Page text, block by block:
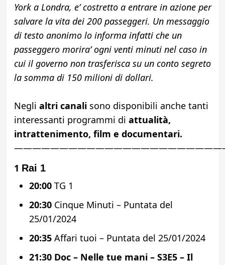
York a Londra, e’ costretto a entrare in azione per
salvare la vita dei 200 passeggeri. Un messaggio
di testo anonimo lo informa infatti che un
passeggero morira’ ogni venti minuti nel caso in
cui il governo non trasferisca su un conto segreto
la somma di 150 milioni di dollari.
Negli altri canalisono disponibili anche tanti
interessanti programmi di attualità,
intrattenimento, film e documentari.
1 Rai 1
20:00TG 1
20:30Cinque Minuti – Puntata del
25/01/2024
20:35Affari tuoi – Puntata del 25/01/2024
21:30 Doc – Nelle tue mani – S3E5 – Il